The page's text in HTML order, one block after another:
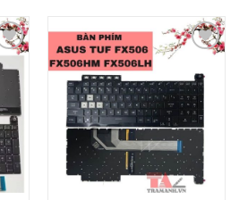
to
Wishlist